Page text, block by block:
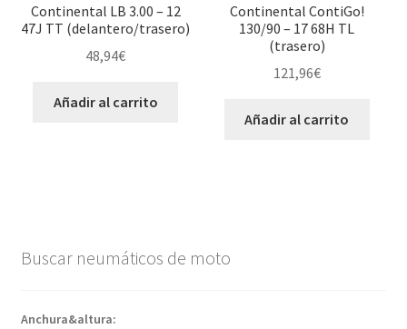
Continental LB 3.00 – 12
47J TT (delantero/trasero)
48,94€
Añadir al carrito
Continental ContiGo!
130/90 – 17 68H TL
(trasero)
121,96€
Añadir al carrito
Buscar neumáticos de moto
Anchura&altura: